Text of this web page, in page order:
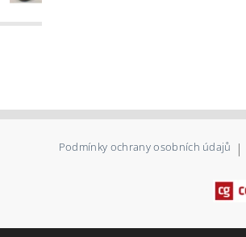
Podmínky ochrany osobních údajů |